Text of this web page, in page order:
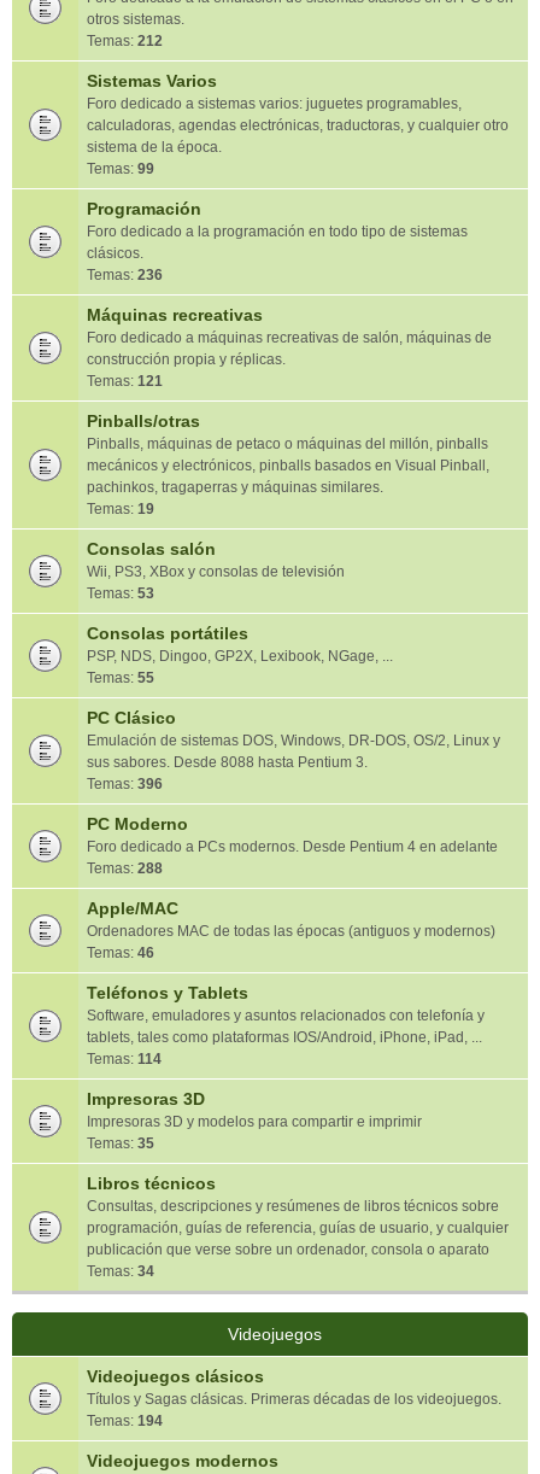
otros sistemas.
Temas: 212
Sistemas Varios
Foro dedicado a sistemas varios: juguetes programables,
calculadoras, agendas electrónicas, traductoras, y cualquier otro
sistema de la época.
Temas: 99
Programación
Foro dedicado a la programación en todo tipo de sistemas
clásicos.
Temas: 236
Máquinas recreativas
Foro dedicado a máquinas recreativas de salón, máquinas de
construcción propia y réplicas.
Temas: 121
Pinballs/otras
Pinballs, máquinas de petaco o máquinas del millón, pinballs
mecánicos y electrónicos, pinballs basados en Visual Pinball,
pachinkos, tragaperras y máquinas similares.
Temas: 19
Consolas salón
Wii, PS3, XBox y consolas de televisión
Temas: 53
Consolas portátiles
PSP, NDS, Dingoo, GP2X, Lexibook, NGage, ...
Temas: 55
PC Clásico
Emulación de sistemas DOS, Windows, DR-DOS, OS/2, Linux y
sus sabores. Desde 8088 hasta Pentium 3.
Temas: 396
PC Moderno
Foro dedicado a PCs modernos. Desde Pentium 4 en adelante
Temas: 288
Apple/MAC
Ordenadores MAC de todas las épocas (antiguos y modernos)
Temas: 46
Teléfonos y Tablets
Software, emuladores y asuntos relacionados con telefonía y
tablets, tales como plataformas IOS/Android, iPhone, iPad, ...
Temas: 114
Impresoras 3D
Impresoras 3D y modelos para compartir e imprimir
Temas: 35
Libros técnicos
Consultas, descripciones y resúmenes de libros técnicos sobre
programación, guías de referencia, guías de usuario, y cualquier
publicación que verse sobre un ordenador, consola o aparato
Temas: 34
Videojuegos
Videojuegos clásicos
Títulos y Sagas clásicas. Primeras décadas de los videojuegos.
Temas: 194
Videojuegos modernos